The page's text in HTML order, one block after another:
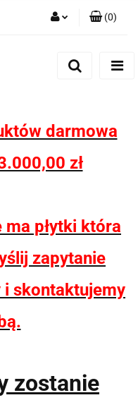
(0)
darmowa
zł
ma płytki która
zapytanie
skontaktujemy
zostanie